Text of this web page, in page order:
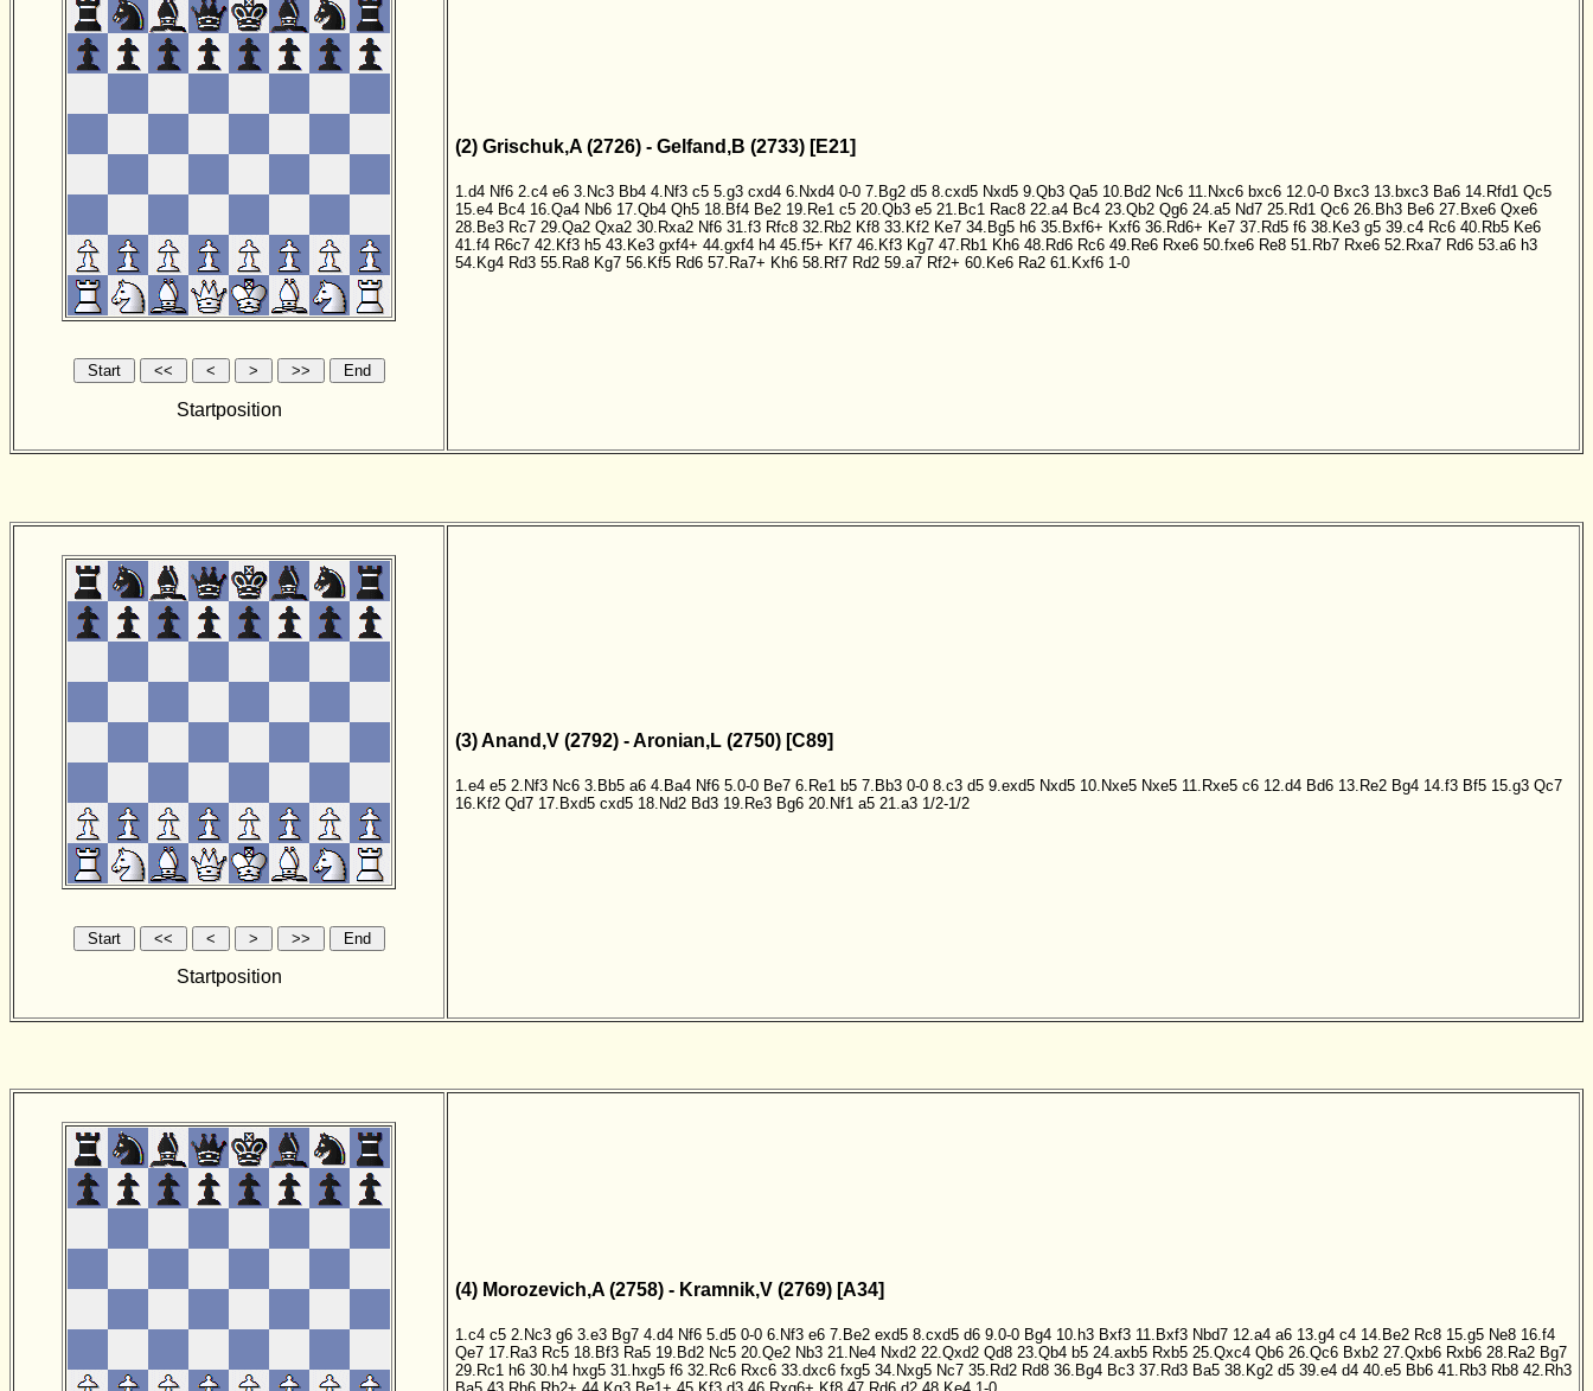
Startposition
(2) Grischuk,A (2726) - Gelfand,B (2733) [E21]
1.d4 Nf6 2.c4 e6 3.Nc3 Bb4 4.Nf3 c5 5.g3 cxd4 6.Nxd4 0-0 7.Bg2 d5 8.cxd5 Nxd5 9.Qb3 Qa5 10.Bd2 Nc6 11.Nxc6 bxc6 12.0-0 Bxc3 13.bxc3 Ba6 14.Rfd1 Qc5
15.e4 Bc4 16.Qa4 Nb6 17.Qb4 Qh5 18.Bf4 Be2 19.Re1 c5 20.Qb3 e5 21.Bc1 Rac8 22.a4 Bc4 23.Qb2 Qg6 24.a5 Nd7 25.Rd1 Qc6 26.Bh3 Be6 27.Bxe6 Qxe6
28.Be3 Rc7 29.Qa2 Qxa2 30.Rxa2 Nf6 31.f3 Rfc8 32.Rb2 Kf8 33.Kf2 Ke7 34.Bg5 h6 35.Bxf6+ Kxf6 36.Rd6+ Ke7 37.Rd5 f6 38.Ke3 g5 39.c4 Rc6 40.Rb5 Ke6
41.f4 R6c7 42.Kf3 h5 43.Ke3 gxf4+ 44.gxf4 h4 45.f5+ Kf7 46.Kf3 Kg7 47.Rb1 Kh6 48.Rd6 Rc6 49.Re6 Rxe6 50.fxe6 Re8 51.Rb7 Rxe6 52.Rxa7 Rd6 53.a6 h3
54.Kg4 Rd3 55.Ra8 Kg7 56.Kf5 Rd6 57.Ra7+ Kh6 58.Rf7 Rd2 59.a7 Rf2+ 60.Ke6 Ra2 61.Kxf6 1-0
Startposition
(3) Anand,V (2792) - Aronian,L (2750) [C89]
1.e4 e5 2.Nf3 Nc6 3.Bb5 a6 4.Ba4 Nf6 5.0-0 Be7 6.Re1 b5 7.Bb3 0-0 8.c3 d5 9.exd5 Nxd5 10.Nxe5 Nxe5 11.Rxe5 c6 12.d4 Bd6 13.Re2 Bg4 14.f3 Bf5 15.g3 Qc7
16.Kf2 Qd7 17.Bxd5 cxd5 18.Nd2 Bd3 19.Re3 Bg6 20.Nf1 a5 21.a3 1/2-1/2
(4) Morozevich,A (2758) - Kramnik,V (2769) [A34]
1.c4 c5 2.Nc3 g6 3.e3 Bg7 4.d4 Nf6 5.d5 0-0 6.Nf3 e6 7.Be2 exd5 8.cxd5 d6 9.0-0 Bg4 10.h3 Bxf3 11.Bxf3 Nbd7 12.a4 a6 13.g4 c4 14.Be2 Rc8 15.g5 Ne8 16.f4
Qe7 17.Ra3 Rc5 18.Bf3 Ra5 19.Bd2 Nc5 20.Qe2 Nb3 21.Ne4 Nxd2 22.Qxd2 Qd8 23.Qb4 b5 24.axb5 Rxb5 25.Qxc4 Qb6 26.Qc6 Bxb2 27.Qxb6 Rxb6 28.Ra2 Bg7
29.Rc1 h6 30.h4 hxg5 31.hxg5 f6 32.Rc6 Rxc6 33.dxc6 fxg5 34.Nxg5 Nc7 35.Rd2 Rd8 36.Bg4 Bc3 37.Rd3 Ba5 38.Kg2 d5 39.e4 d4 40.e5 Bb6 41.Rb3 Rb8 42.Rh3